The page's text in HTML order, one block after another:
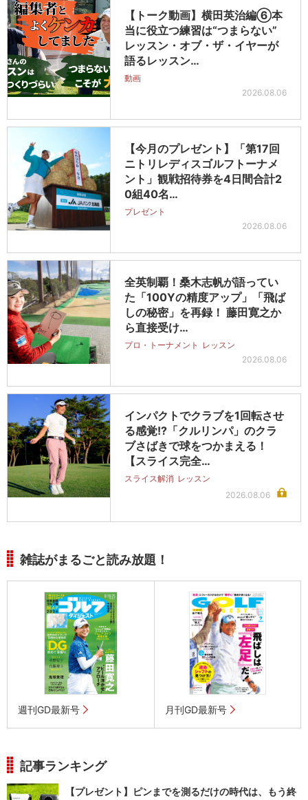
【トーク動画】横田英治編⑥本
当に役立つ練習は“つまらない”
レッスン・オブ・ザ・イヤーが
語るレッスン…
動画
2026.08.06
【今月のプレゼント】「第17回
ニトリレディスゴルフトーナメ
ント」観戦招待券を4日間合計2
0組40名…
プレゼント
2026.08.06
全英制覇！桑木志帆が語ってい
た「100Yの精度アップ」「飛ば
しの秘密」を再録！ 藤田寛之か
ら直接受け…
プロ・トーナメント レッスン
2026.08.06
インパクトでクラブを1回転させ
る感覚!?「クルリンパ」のクラ
ブさばきで球をつかまえる！
【スライス完全…
スライス解消 レッスン
2026.08.06
雑誌がまるごと読み放題！
週刊GD最新号 月刊GD最新号
記事ランキング
【プレゼント】ピンまでを測るだけの時代は、もう終